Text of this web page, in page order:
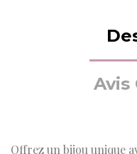
Avis
Offrez un bijou unique